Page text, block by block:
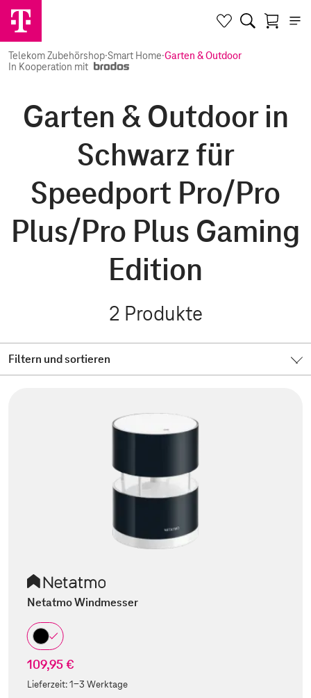
Telekom Zubehörshop·Smart Home·Garten & Outdoor
In Kooperation mit
Garten & Outdoor in
Schwarz für
Speedport Pro/Pro
Plus/Pro Plus Gaming
Edition
2 Produkte
Filtern und sortieren
Netatmo Windmesser
109,95 €
Lieferzeit:1-3 Werktage